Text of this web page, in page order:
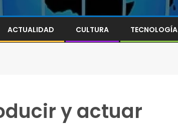
ACTUALIDAD CULTURA TECNOLOGÍA
y actuar